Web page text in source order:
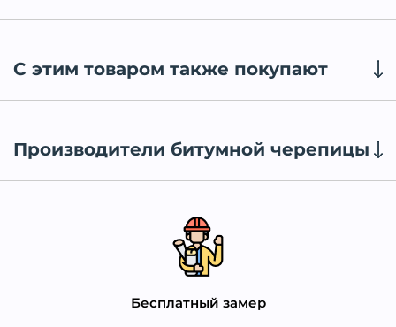
С этим товаром также покупают
Производители битумной черепицы
Бесплатный замер